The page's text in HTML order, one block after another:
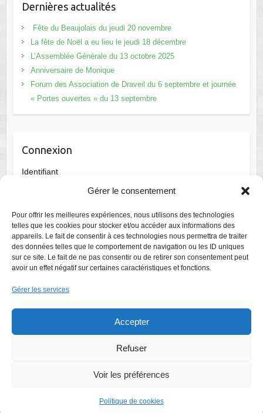
Gérer le consentement
Pour offrir les meilleures expériences, nous utilisons des technologies
telles que les cookies pour stocker et/ou accéder aux informations des
appareils. Le fait de consentir à ces technologies nous permettra de traiter
des données telles que le comportement de navigation ou les ID uniques
sur ce site. Le fait de ne pas consentir ou de retirer son consentement peut
avoir un effet négatif sur certaines caractéristiques et fonctions.
Gérer les services
Accepter
Refuser
Voir les préférences
Politique de cookies
Dernières actualités
Fête du Beaujolais du jeudi 20 novembre
La fête de Noël a eu lieu le jeudi 18 décembre
L’Assemblée Générale du 13 octobre 2025
Anniversaire de Monique
Forum des Association de Draveil du 6 septembre et journée
« Portes ouvertes » du 13 septembre
Connexion
Identifiant
Mot de passe
Se souvenir de moi
Bridge Club Draveil. Thème par